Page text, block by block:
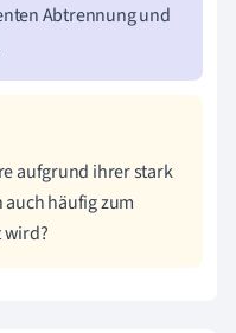
Abtrennung und
aufgrund ihrer stark
häufig zum
wird?